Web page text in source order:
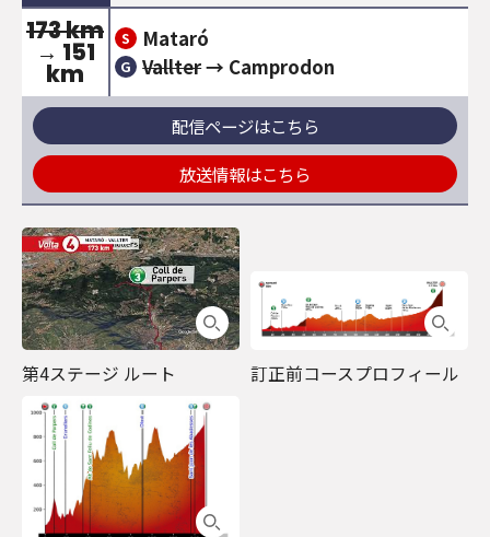
173 km
→ 151
km
S Mataró
G Vallter→ Camprodon
配信ページはこちら
放送情報はこちら
第4ステージ ルート 訂正前コースプロフィール